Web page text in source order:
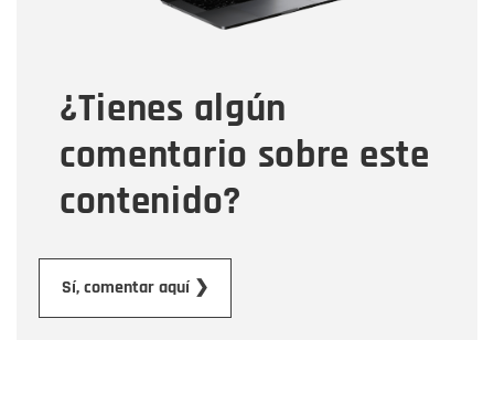
¿Tienes algún
comentario sobre este
contenido?
Sí, comentar aquí ❯
Tipo de comentario
Mensaje